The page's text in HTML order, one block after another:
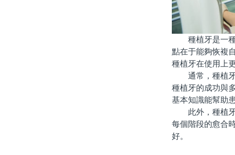
種植牙是一種
點在于能夠恢複
種植牙在使用上
通常，種植牙
種植牙的成功與
基本知識能幫助
此外，種植牙
每個階段的愈合
好。